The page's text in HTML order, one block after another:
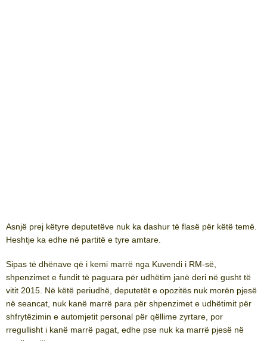
Asnjë prej këtyre deputetëve nuk ka dashur të flasë për këtë temë.
Heshtje ka edhe në partitë e tyre amtare.
Sipas të dhënave që i kemi marrë nga Kuvendi i RM-së,
shpenzimet e fundit të paguara për udhëtim janë deri në gusht të
vitit 2015. Në këtë periudhë, deputetët e opozitës nuk morën pjesë
në seancat, nuk kanë marrë para për shpenzimet e udhëtimit për
shfrytëzimin e automjetit personal për qëllime zyrtare, por
rregullisht i kanë marrë pagat, edhe pse nuk ka marrë pjesë në